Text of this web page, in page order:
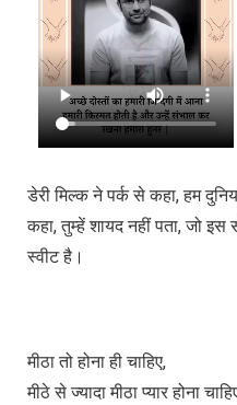
डेरी मिल्क ने पर्क से कहा, हम
कहा, तुम्हें शायद नहीं पता, जो इस
स्वीट है।
मीठा तो होना ही चाहिए,
मीठे से ज्यादा मीठा प्यार होना